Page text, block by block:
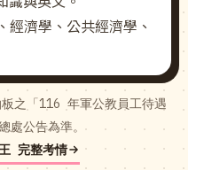
經濟學、公共經濟學、
「116 年軍公教員工待遇
處公告為準。
完整考情